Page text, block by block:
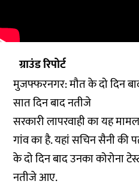
ग्राउंड रिपोर्ट
मुजफ्फरनगर: मौत के दो दिन
सात दिन बाद नतीजे
सरकारी लापरवाही का यह
गांव का है. यहां सचिन सैनी की
के दो दिन बाद उनका कोरोना
नतीजे आए.